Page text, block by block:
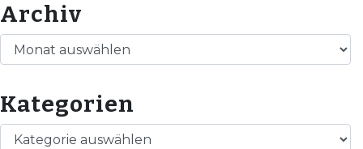
Archiv
Archiv
Kategorien
Kategorien